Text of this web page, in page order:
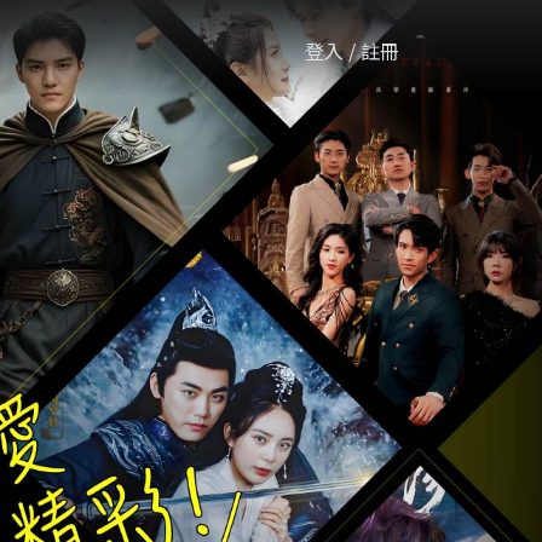
登入 / 註冊